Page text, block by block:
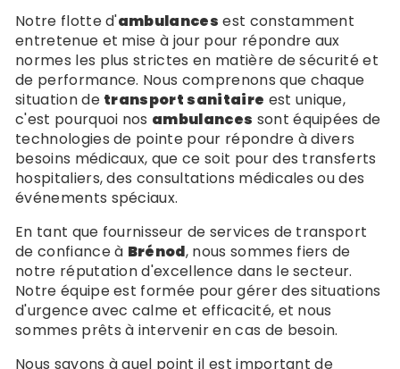
Notre flotte d'ambulances est constamment
entretenue et mise à jour pour répondre aux
normes les plus strictes en matière de sécurité et
de performance. Nous comprenons que chaque
situation de transport sanitaire est unique,
c'est pourquoi nos ambulances sont équipées de
technologies de pointe pour répondre à divers
besoins médicaux, que ce soit pour des transferts
hospitaliers, des consultations médicales ou des
événements spéciaux.
En tant que fournisseur de services de transport
de confiance à Brénod, nous sommes fiers de
notre réputation d'excellence dans le secteur.
Notre équipe est formée pour gérer des situations
d'urgence avec calme et efficacité, et nous
sommes prêts à intervenir en cas de besoin.
Nous savons à quel point il est important de